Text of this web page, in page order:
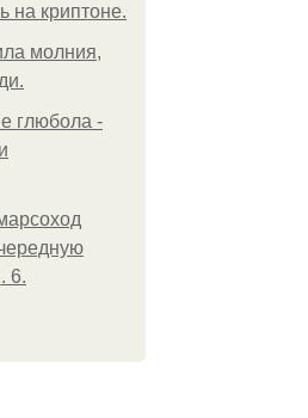
на криптоне.
молния,
глюбола -
6.